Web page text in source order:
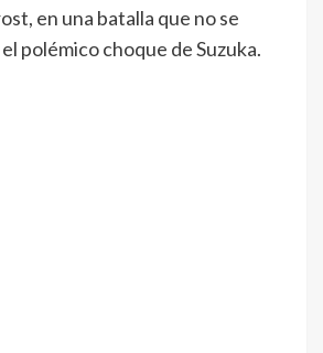
en una batalla que no se
polémico choque de Suzuka.